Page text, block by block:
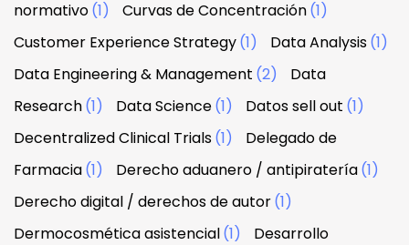
normativo(1) Curvas de Concentración(1)
Customer Experience Strategy(1) Data Analysis(1)
Data Engineering & Management (2)
Data
Research(1) Data Science(1) Datos sell out (1)
Decentralized Clinical Trials(1)
Delegado de
Farmacia(1) Derecho aduanero / antipiratería(1)
Derecho digital / derechos de autor(1)
Dermocosmética asistencial(1)
Desarrollo